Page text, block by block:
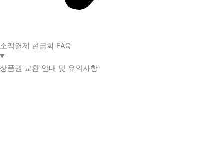
소액결제 현금화 FAQ​
상품권 교환 안내 및 유의사항